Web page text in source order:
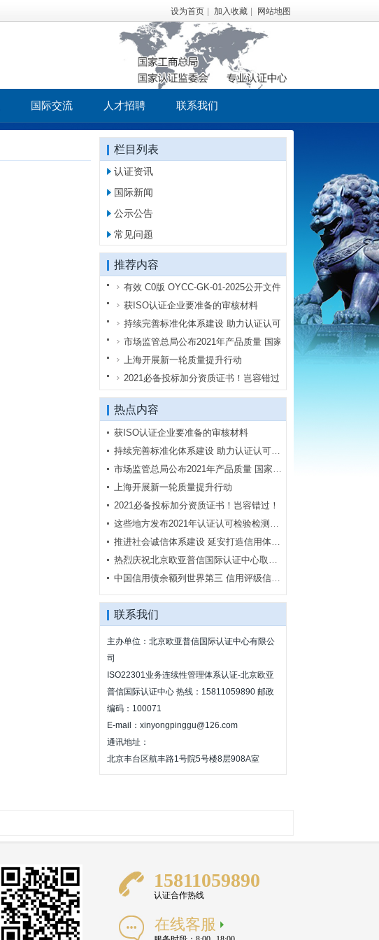
设为首页 加入收藏 网站地图
国际交流 人才招聘 联系我们
栏目列表
认证资讯
国际新闻
公示公告
常见问题
推荐内容
有效 C0版 OYCC-GK-01-2025公开文件（未涵盖CNAS标识）
有效 C0版 OYCC-GK-01-2025公开文件（未涵盖CNAS标识）
获ISO认证企业要准备的审核材料
··· 持续完善标准化体系建设 助力认证认可行业创新
&mdash;&mdash;国家市场监督管理总局认证认可技术研究中···
市场监管总局公布2021年产品质量 国家监督抽查计
3月29日，市场监管总局公布《2021年产品质量国家监督抽查计划
上海开展新一轮质量提升行动
2021年，上海市质量工作将立足新发···
2021必备投标加分资质证书！岂容错过！
热点内容
获ISO认证企业要准备的审核材料
持续完善标准化体系建设 助力认证认可行业创新
市场监管总局公布2021年产品质量 国家监督抽查计
上海开展新一轮质量提升行动
2021必备投标加分资质证书！岂容错过！
这些地方发布2021年认证认可检验检测工作要点
推进社会诚信体系建设 延安打造信用体系建设示
热烈庆祝北京欧亚普信国际认证中心取得国家认
中国信用债余额列世界第三 信用评级信用不足
联系我们
主办单位：北京欧亚普信国际认证中心有限公
司
ISO22301业务连续性管理体系认证-北京欧亚
普信国际认证中心 热线：15811059890 邮政
编码：100071
E-mail：xinyongpinggu@126.com
通讯地址：
北京丰台区航丰路1号院5号楼8层908A室
15811059890
认证合作热线
在线客服